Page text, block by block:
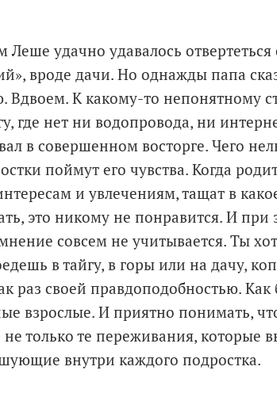
удачно удавалось
вроде дачи. Но однажды папа
Вдвоем. К какому-то непонятному
где нет ни водопровода, ни
в совершенном восторге. Чего
поймут его чувства. Когда
и увлечениям, тащат в
это никому не понравится. И при
совсем не учитывается. Ты
в тайгу, в горы или на дачу,
раз своей правдоподобностью. Как
взрослые. И приятно понимать,
только те переживания, которые
внутри каждого подростка.